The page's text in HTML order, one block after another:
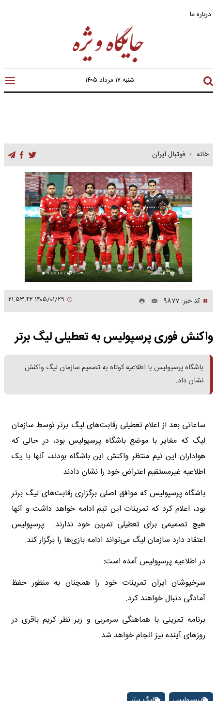
درباره ما
شنبه ۱۷ مرداد ۱۴۰۵
خانه فوتبال ایران
کد خبر: 9877
واکنش فوری پرسپولیس به تعطیلی لیگ برتر
باشگاه پرسپولیس با اطلاعیه کوتاه به تصمیم سازمان لیگ واکنش
نشان داد.
ساعاتی بعد از اعلام تعطیلی رقابت‌های لیگ برتر توسط سازمان
لیگ که مغایر با موضع باشگاه پرسپولیس بود، در حالی که
هواداران این تیم منتظر واکنش این باشگاه بودند، آنها با یک
اطلاعیه غیرمستقیم اعتراض خود را نشان دادند.
باشگاه پرسپولیس که موافق اصلی برگزاری رقابت‌های لیگ برتر
بود، اعلام کرد که تمرینات این تیم ادامه خواهد داشت و آنها
هیچ تصمیمی برای تعطیلی تمرین خود ندارند. پرسپولیس
اعتقاد دارد سازمان لیگ می‌تواند ادامه بازی‌ها را برگزار کند.
در اطلاعیه پرسپولیس آمده است:
سرخپوشان ایران تمرینات خود را همچنان به منظور حفظ
آمادگی دنبال خواهند کرد.
برنامه تمرینی با هماهنگی سرمربی و زیر نظر کریم باقری در
روزهای آینده نیز انجام خواهد شد.